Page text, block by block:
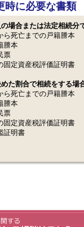
時に必要な書類
場合または法定相続分
ら死亡までの戸籍謄本
謄本
票
固定資産税評価証明書
た割合で相続をする場
ら死亡までの戸籍謄本
謄本
票
固定資産税評価証明書
証明書